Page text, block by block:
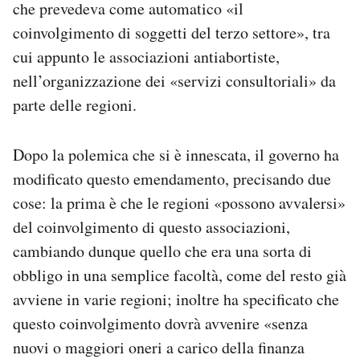
che prevedeva come automatico «il
coinvolgimento di soggetti del terzo settore», tra
cui appunto le associazioni antiabortiste,
nell’organizzazione dei «servizi consultoriali» da
parte delle regioni.
Dopo la polemica che si è innescata, il governo ha
modificato questo emendamento, precisando due
cose: la prima è che le regioni «possono avvalersi»
del coinvolgimento di questo associazioni,
cambiando dunque quello che era una sorta di
obbligo in una semplice facoltà, come del resto già
avviene in varie regioni; inoltre ha specificato che
questo coinvolgimento dovrà avvenire «senza
nuovi o maggiori oneri a carico della finanza